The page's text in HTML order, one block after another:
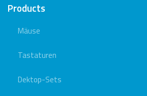
Products
Mäuse
Tastaturen
Dektop-Sets